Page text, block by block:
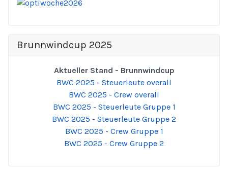
Brunnwindcup 2025
Aktueller Stand - Brunnwindcup
BWC 2025 - Steuerleute overall
BWC 2025 - Crew overall
BWC 2025 - Steuerleute Gruppe 1
BWC 2025 - Steuerleute Gruppe 2
BWC 2025 - Crew Gruppe 1
BWC 2025 - Crew Gruppe 2